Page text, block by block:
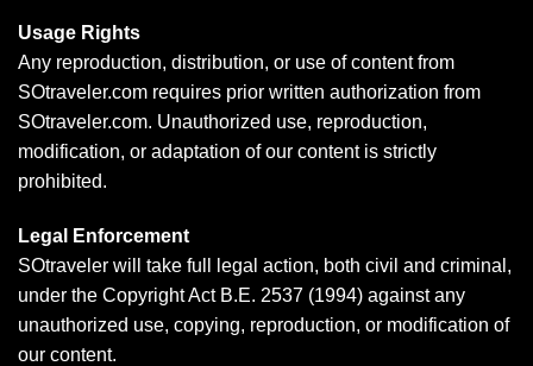
Usage Rights
Any reproduction, distribution, or use of content from
SOtraveler.com requires prior written authorization from
SOtraveler.com. Unauthorized use, reproduction,
modification, or adaptation of our content is strictly
prohibited.
Legal Enforcement
SOtraveler will take full legal action, both civil and criminal,
under the Copyright Act B.E. 2537 (1994) against any
unauthorized use, copying, reproduction, or modification of
our content.